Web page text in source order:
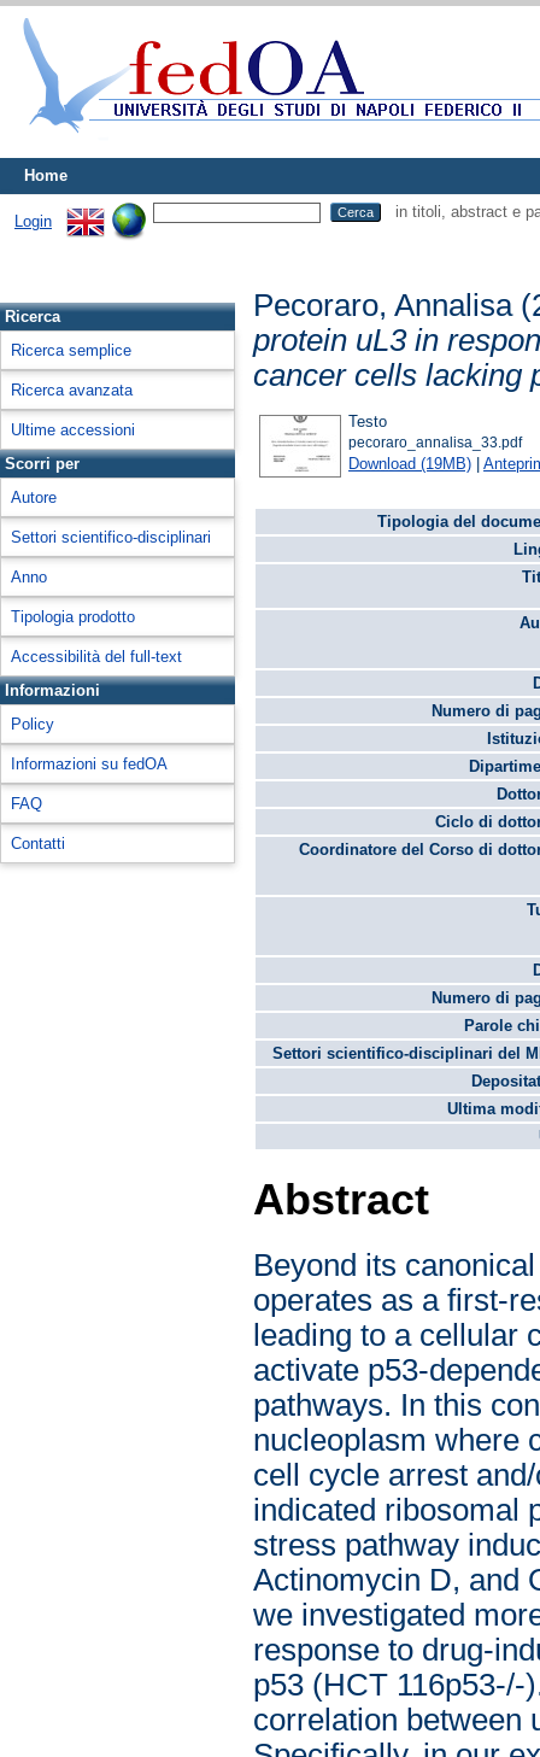
Home
Login
in titoli, abstract e
Ricerca
Ricerca semplice
Ricerca avanzata
Ultime accessioni
Scorri per
Autore
Settori scientifico-disciplinari
Anno
Tipologia prodotto
Accessibilità del full-text
Informazioni
Policy
Informazioni su fedOA
FAQ
Contatti
Pecoraro, Annalisa
protein uL3 in
cancer cells lacking
Testo
pecoraro_annalisa_33.pdf
Download (19MB) |
Tipologia del
Numero di
Ciclo di
Coordinatore del Corso di
Numero di
Parole
Settori scientifico-disciplinari del
Ultima
Abstract
Beyond its
operates as a first-
leading to a cellular
activate p53-
pathways. In this
nucleoplasm where
cell cycle arrest
indicated ribosomal
stress pathway
Actinomycin D, and
we investigated
response to drug-
p53 (HCT 116p53-/-
correlation between